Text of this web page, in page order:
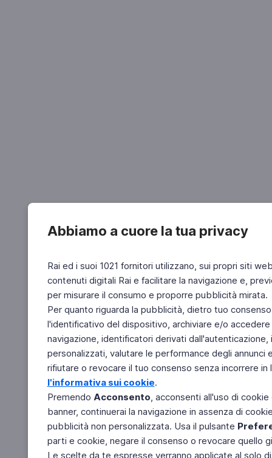
Abbiamo a cuore la tua privacy
Rai ed i suoi 1021 fornitori utilizzano, sui propri siti
contenuti digitali Rai e facilitare la navigazione e,
per misurare il consumo e proporre pubblicità mirata.
Per quanto riguarda la pubblicità, dietro tuo
l'identificativo del dispositivo, archiviare e/o
navigazione, identificatori derivati
personalizzati, valutare le performance degli
rifiutare o revocare il tuo consenso senza incorrere
l'informativa sui cookie.
Premendo Acconsento, acconsenti all'uso di
banner, continuerai la navigazione in assenza di
pubblicità non personalizzata. Usa il pulsante
parti e cookie, negare il consenso o revocare quello
Le scelte da te espresse verranno applicate al solo